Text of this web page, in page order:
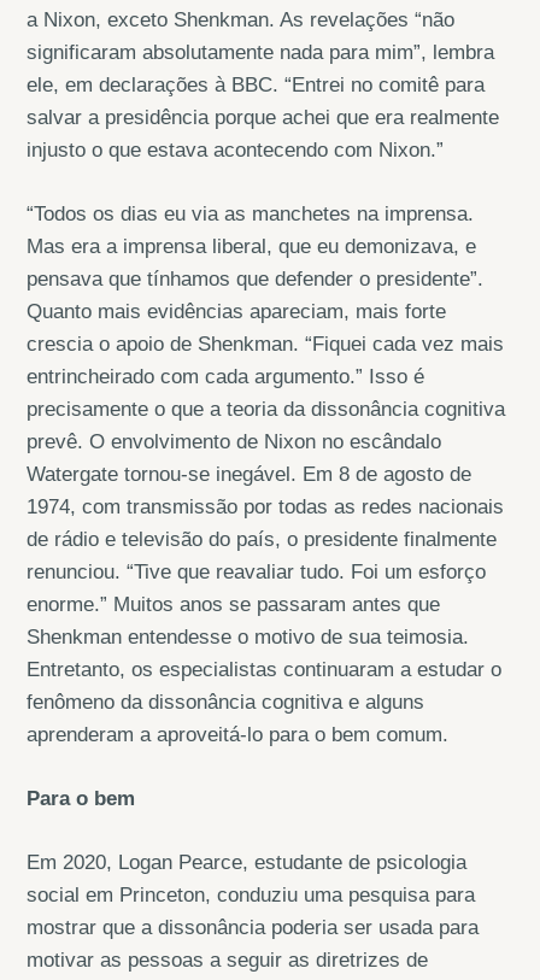
a Nixon, exceto Shenkman. As revelações “não
significaram absolutamente nada para mim”, lembra
ele, em declarações à BBC. “Entrei no comitê para
salvar a presidência porque achei que era realmente
injusto o que estava acontecendo com Nixon.”
“Todos os dias eu via as manchetes na imprensa.
Mas era a imprensa liberal, que eu demonizava, e
pensava que tínhamos que defender o presidente”.
Quanto mais evidências apareciam, mais forte
crescia o apoio de Shenkman. “Fiquei cada vez mais
entrincheirado com cada argumento.” Isso é
precisamente o que a teoria da dissonância cognitiva
prevê. O envolvimento de Nixon no escândalo
Watergate tornou-se inegável. Em 8 de agosto de
1974, com transmissão por todas as redes nacionais
de rádio e televisão do país, o presidente finalmente
renunciou. “Tive que reavaliar tudo. Foi um esforço
enorme.” Muitos anos se passaram antes que
Shenkman entendesse o motivo de sua teimosia.
Entretanto, os especialistas continuaram a estudar o
fenômeno da dissonância cognitiva e alguns
aprenderam a aproveitá-lo para o bem comum.
Para o bem
Em 2020, Logan Pearce, estudante de psicologia
social em Princeton, conduziu uma pesquisa para
mostrar que a dissonância poderia ser usada para
motivar as pessoas a seguir as diretrizes de